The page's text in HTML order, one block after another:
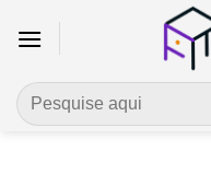
Pesquisar
por: